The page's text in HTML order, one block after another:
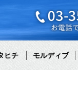
ヒチ モルディブ